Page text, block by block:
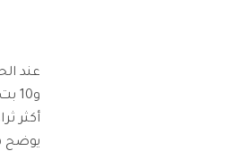
أكثر
يوضح